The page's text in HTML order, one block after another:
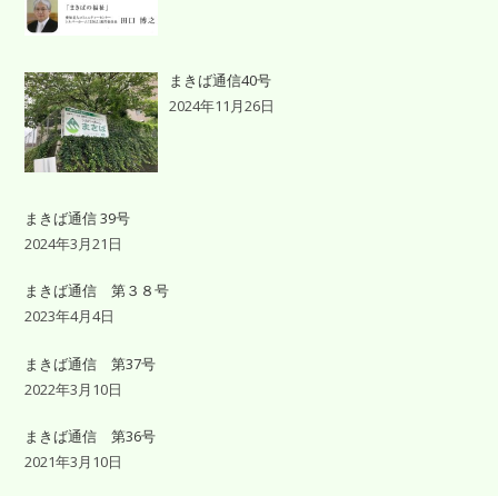
まきば通信40号
2024年11月26日
まきば通信 39号
2024年3月21日
まきば通信 第３８号
2023年4月4日
まきば通信 第37号
2022年3月10日
まきば通信 第36号
2021年3月10日